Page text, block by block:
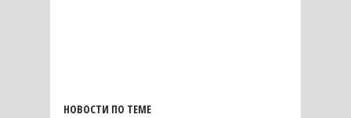
НОВОСТИ ПО ТЕМЕ